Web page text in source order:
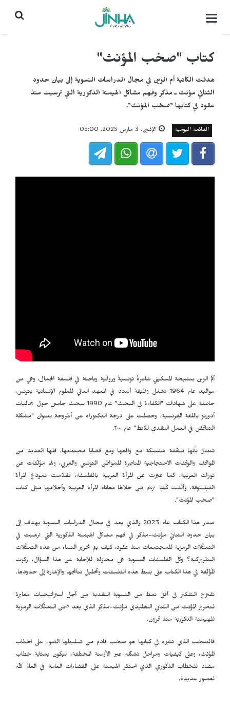
التحكم
كتاب "صخب المؤنث"
هدفت الكاتبة أم الزين في مجال الدراسات النسوية إلى بيان حدود
الثنائي مؤنث ـ مذكر وفهم مشاكل الهيمنة الذكورية التي ترسبت منذ
عقود في كتابها "صخب المؤنث".
القائمة اليومية الإثنين, 3 مارس 2025, 05:00
أمُّ الزين بنشيخة المسكيني شاعرةٌ تونسيةٌ وروائية وباحثة في فلسفة الجمال، وهي من
مواليد عام 1964 تشغَل وظيفةَ أستاذ في المعهد العالي للعلوم الإنسانية بتونس،
حاصلة على شهادات "الكفاءة في البحث" عام 1990 ببحث جامعي حول جماليات
أدورنو باللغة الفرنسية، وحصلت على درجةِ الدكتوراه عن أطروحةٍ بعنوان "مشكلة
التناقض في العمل النقدي لكانط" عام ٢٠٠٠.
تتميَّز بأنها مثقَّفة مشتبِكة مع واقعها ومع قضايا مجتمعها، فلها العديد من
المواقف والوقفات الاحتجاجية المناصِرة للمواطن التونسي والعربي، ولها مؤلَّفات عن
ثورات العربية، كما عبَّرت عن المرأة العربية بالفلسفة، فقدَّمت نموذجَ المرأة
الفيلسوفة، وألَّفت كُتبًا ترسم من خلالها معاناةَ المرأة العربية وأحلامَها مثل كتاب
"صخب المؤنث".
صدر هذا الكتاب عام 2023 والذي يعد في مجال الدراسات النسوية يهدف إلى
بيان حدود الثنائي مؤنث-مذكر في فهم مشاكل الهيمنة الذكورية التي ترسَّبت في
التمثُّلات الرمزية للمجتمعات منذ عقود، كيف يتم تحرير النساء من هذه التمثُّلات
البطريركية؟ وكل الفلسفات النسوية هي محاولة للإجابة عن هذا السؤال، ركزت
المُؤلِّفة في هذا الكتاب على بَسط هذه الفلسفات وتحليل نتائجها والإشارة إلى حدودها.
تقترح التفكير في أفق نمط من النسوية النقدية من أجل استراتيجيات مغايرة
لتحرير المؤنث من الثنائي التقليدي مؤنث-مذكر الذي يعد ضمن التمثُّلات الرمزية
للهيمنة الذكورية منذ قرون.
فالصخب الذي تثيره في كتابها هو صخب قادم من تسليطها الضوء على الخطاب
المؤنّث، وعلى كيفيات ومراحل تشكّله عبر الأزمنة المختلفة، ليكون بمثابة خطاب
مضاد للخطاب الذكوري الذي احتكر الهيمنة على الفضاءات العامة في العالم كلّه
لعصور عديدة.